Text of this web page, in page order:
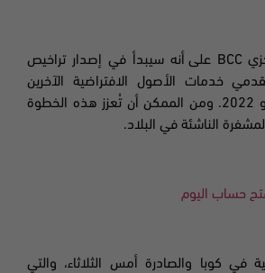
BCC
على أنه سيبدأ في إصدار تراخيص
خدمات الأصول الافتراضية الآخرين
، منتصف مايو 2022. ومن الممكن أن تُعزز هذه الخطوة
الناشئة في البلاد.
حساب اليوم
في كوبا والصادرة أمس الثلاثاء،
والتي